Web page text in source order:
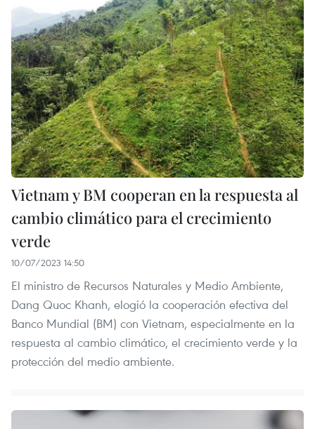
Vietnam y BM cooperan en la respuesta al
cambio climático para el crecimiento
verde
10/07/2023 14:50
El ministro de Recursos Naturales y Medio Ambiente,
Dang Quoc Khanh, elogió la cooperación efectiva del
Banco Mundial (BM) con Vietnam, especialmente en la
respuesta al cambio climático, el crecimiento verde y la
protección del medio ambiente.